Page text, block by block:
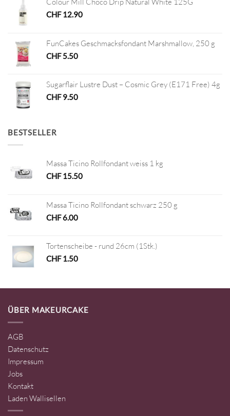
CHF12.90
FunCakes Geschmacksfondant Marshmallow, 250 g
CHF5.50
Sugarflair Lustre Dust – Cosmic Grey (E171 Free) 4g
CHF9.50
BESTSELLER
Massa Ticino Rollfondant weiss 1 kg
CHF15.50
Massa Ticino Rollfondant schwarz 250 g
CHF6.00
Tortenscheibe - rund 26cm (1Stk.)
CHF1.50
ÜBER MAKEURCAKE
AGB
Datenschutz
Impressum
Jobs
Kontakt
Laden Wallisellen